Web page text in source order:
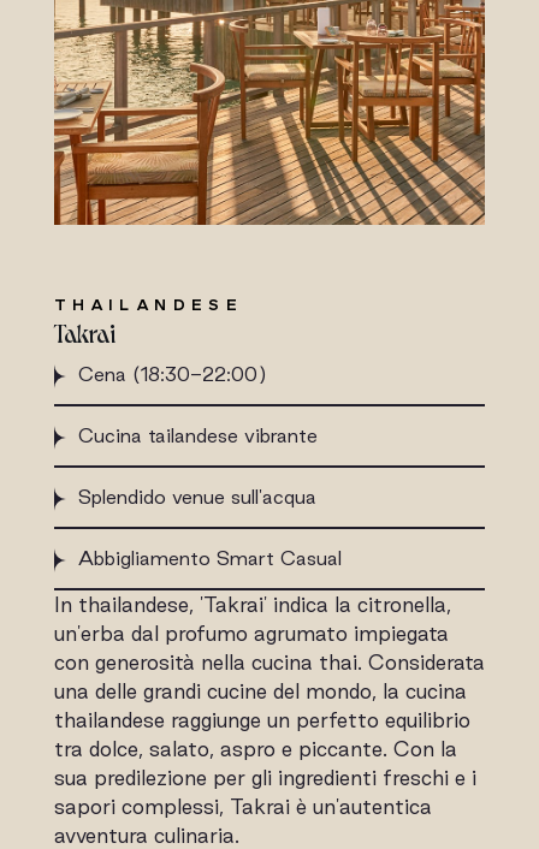
THAILANDESE
Takrai
Cena (18:30-22:00)
Cucina tailandese vibrante
Splendido venue sull'acqua
Abbigliamento Smart Casual
In thailandese, 'Takrai' indica la citronella,
un'erba dal profumo agrumato impiegata
con generosità nella cucina thai. Considerata
una delle grandi cucine del mondo, la cucina
thailandese raggiunge un perfetto equilibrio
tra dolce, salato, aspro e piccante. Con la
sua predilezione per gli ingredienti freschi e i
sapori complessi, Takrai è un'autentica
avventura culinaria.